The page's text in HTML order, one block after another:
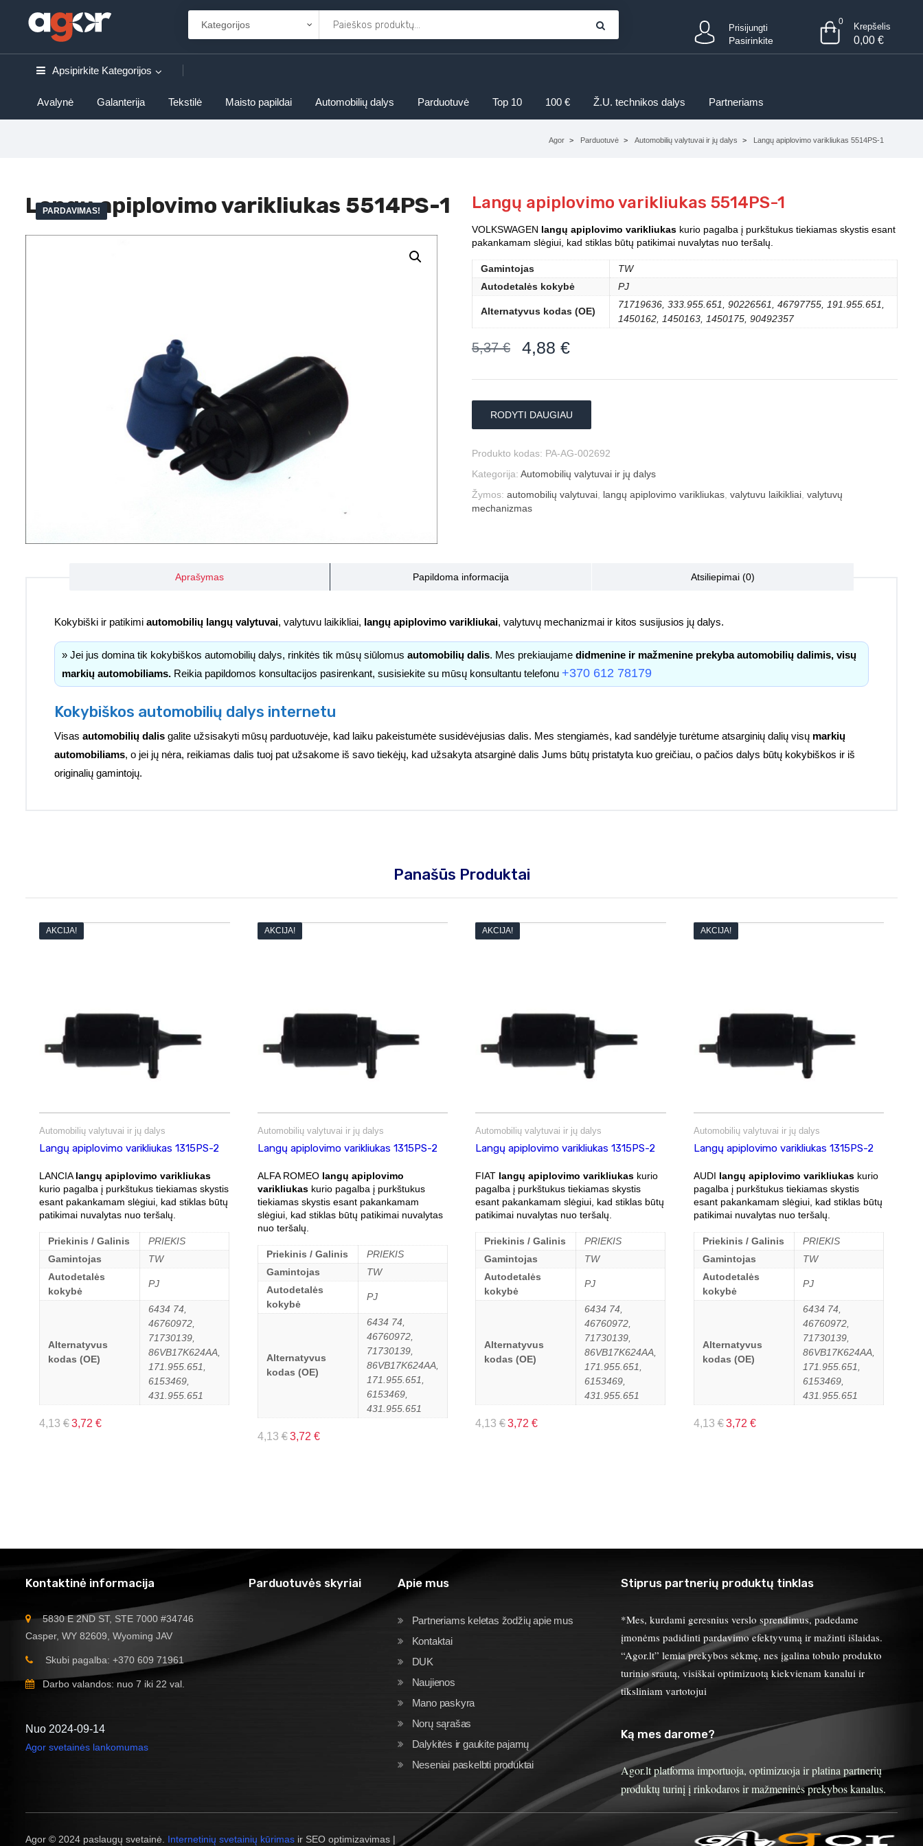
Prisijungti
Pasirinkite
0 Krepšelis
0,00 €
Apsipirkite Kategorijos
Avalynė Galanterija Tekstilė Maisto papildai Automobilių dalys Parduotuvė Top 10 100 € Ž.U. technikos dalys Partneriams
Agor Parduotuvė Automobilių valytuvai ir jų dalys Langų apiplovimo varikliukas 5514PS-1
Langų apiplovimo varikliukas 5514PS-1
PARDAVIMAS! Langų apiplovimo varikliukas 5514PS-1
VOLKSWAGEN langų apiplovimo varikliukas kurio pagalba į purkštukus tiekiamas skystis esant
pakankamam slėgiui, kad stiklas būtų patikimai nuvalytas nuo teršalų.
Gamintojas
TW
Autodetalės kokybė
PJ
Alternatyvus kodas (OE)
71719636, 333.955.651, 90226561, 46797755, 191.955.651,
1450162, 1450163, 1450175, 90492357
5,37€ 4,88 €
RODYTI DAUGIAU
Produkto kodas: PA-AG-002692
Kategorija: Automobilių valytuvai ir jų dalys
Žymos: automobilių valytuvai langų apiplovimo varikliukas valytuvu laikikliai valytuvų
mechanizmas
Aprašymas Papildoma informacija Atsiliepimai (0)
Kokybiški ir patikimi automobilių langų valytuvai, valytuvu laikikliai, langų apiplovimo varikliukai, valytuvų mechanizmai ir kitos susijusios jų dalys.
» Jei jus domina tik kokybiškos automobilių dalys, rinkitės tik mūsų siūlomus automobilių dalis. Mes prekiaujame didmenine ir mažmenine prekyba automobilių dalimis, visų
markių automobiliams. Reikia papildomos konsultacijos pasirenkant, susisiekite su mūsų konsultantu telefonu +370 612 78179
Kokybiškos automobilių dalys internetu
Visas automobilių dalis galite užsisakyti mūsų parduotuvėje, kad laiku pakeistumėte susidėvėjusias dalis. Mes stengiamės, kad sandėlyje turėtume atsarginių dalių visų markių
automobiliams, o jei jų nėra, reikiamas dalis tuoj pat užsakome iš savo tiekėjų, kad užsakyta atsarginė dalis Jums būtų pristatyta kuo greičiau, o pačios dalys būtų kokybiškos ir iš
originalių gamintojų.
Panašūs Produktai
AKCIJA!
Automobilių valytuvai ir jų dalys
Langų apiplovimo varikliukas 1315PS-2
LANCIA langų apiplovimo varikliukas
kurio pagalba į purkštukus tiekiamas skystis
esant pakankamam slėgiui, kad stiklas būtų
patikimai nuvalytas nuo teršalų.
Priekinis / Galinis
PRIEKIS
Gamintojas
TW
Autodetalės
kokybė
PJ
Alternatyvus
kodas (OE)
6434 74,
46760972,
71730139,
86VB17K624AA,
171.955.651,
6153469,
431.955.651
4,13 €3,72 €
AKCIJA!
Automobilių valytuvai ir jų dalys
Langų apiplovimo varikliukas 1315PS-2
ALFA ROMEO langų apiplovimo
varikliukaskurio pagalba į purkštukus
tiekiamas skystis esant pakankamam
slėgiui, kad stiklas būtų patikimai nuvalytas
nuo teršalų.
Priekinis / Galinis
PRIEKIS
Gamintojas
TW
Autodetalės
kokybė
PJ
Alternatyvus
kodas (OE)
6434 74,
46760972,
71730139,
86VB17K624AA,
171.955.651,
6153469,
431.955.651
4,13€ 3,72 €
AKCIJA!
Automobilių valytuvai ir jų dalys
Langų apiplovimo varikliukas 1315PS-2
FIAT langų apiplovimo varikliukas kurio
pagalba į purkštukus tiekiamas skystis
esant pakankamam slėgiui, kad stiklas būtų
patikimai nuvalytas nuo teršalų.
Priekinis / Galinis
PRIEKIS
Gamintojas
TW
Autodetalės
kokybė
PJ
Alternatyvus
kodas (OE)
6434 74,
46760972,
71730139,
86VB17K624AA,
171.955.651,
6153469,
431.955.651
4,13 €3,72 €
AKCIJA!
Automobilių valytuvai ir jų dalys
Langų apiplovimo varikliukas 1315PS-2
AUDI langų apiplovimo varikliukaskurio
pagalba į purkštukus tiekiamas skystis
esant pakankamam slėgiui, kad stiklas būtų
patikimai nuvalytas nuo teršalų.
Priekinis / Galinis
PRIEKIS
Gamintojas
TW
Autodetalės
kokybė
PJ
Alternatyvus
kodas (OE)
6434 74,
46760972,
71730139,
86VB17K624AA,
171.955.651,
6153469,
431.955.651
4,13€ 3,72 €
Kontaktinė informacija
5830 E 2ND ST, STE 7000 #34746
Casper, WY 82609, Wyoming JAV
Skubi pagalba: +370 609 71961
Darbo valandos: nuo 7 iki 22 val.
Nuo 2024-09-14
Agor svetainės lankomumas
Parduotuvės skyriai Apie mus
Partneriams keletas žodžių apie mus
Kontaktai
DUK
Naujienos
Mano paskyra
Norų sąrašas
Dalykitės ir gaukite pajamų
Neseniai paskelbti produktai
Stiprus partnerių produktų tinklas
*Mes, kurdami geresnius verslo sprendimus, padedame
įmonėms padidinti pardavimo efektyvumą ir mažinti išlaidas.
“Agor.lt” lemia prekybos sėkmę, nes įgalina tobulo produkto
turinio srautą, visiškai optimizuotą kiekvienam kanalui ir
tiksliniam vartotojui
Ką mes darome?
Agor.lt platforma importuoja, optimizuoja ir platina partnerių
produktų turinį į rinkodaros ir mažmeninės prekybos kanalus.
Agor © 2024 paslaugų svetainė. Internetinių svetainių kūrimas ir SEO optimizavimas |